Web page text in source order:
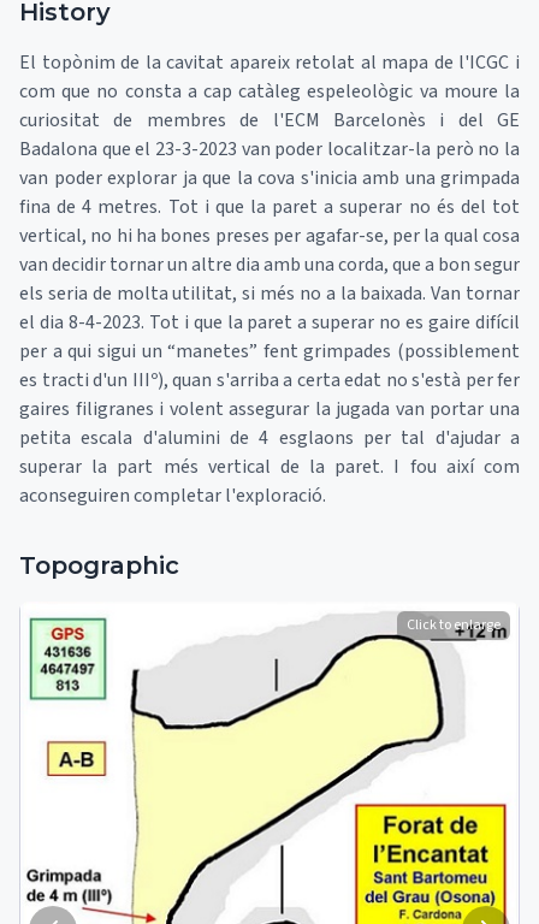
History
El topònim de la cavitat apareix retolat al mapa de l'ICGC i
com que no consta a cap catàleg espeleològic va moure la
curiositat de membres de l'ECM Barcelonès i del GE
Badalona que el 23-3-2023 van poder localitzar-la però no la
van poder explorar ja que la cova s'inicia amb una grimpada
fina de 4 metres. Tot i que la paret a superar no és del tot
vertical, no hi ha bones preses per agafar-se, per la qual cosa
van decidir tornar un altre dia amb una corda, que a bon segur
els seria de molta utilitat, si més no a la baixada. Van tornar
el dia 8-4-2023. Tot i que la paret a superar no es gaire difícil
per a qui sigui un “manetes” fent grimpades (possiblement
es tracti d'un IIIº), quan s'arriba a certa edat no s'està per fer
gaires filigranes i volent assegurar la jugada van portar una
petita escala d'alumini de 4 esglaons per tal d'ajudar a
superar la part més vertical de la paret. I fou així com
aconseguiren completar l'exploració.
Topographic
Click to enlarge